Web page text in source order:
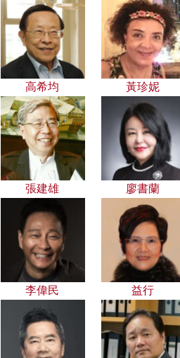
高希均 黃珍妮
張建雄 廖書蘭
李偉民 益行